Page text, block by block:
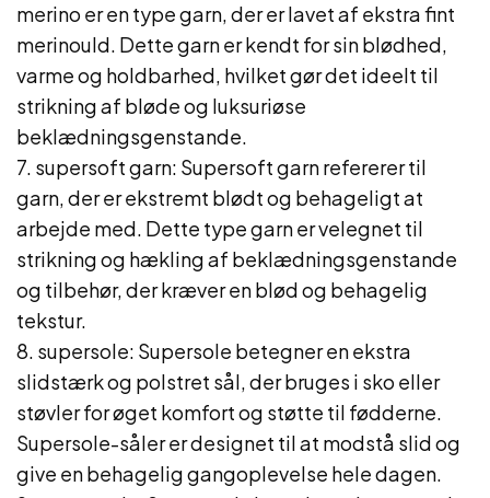
merino er en type garn, der er lavet af ekstra fint
merinould. Dette garn er kendt for sin blødhed,
varme og holdbarhed, hvilket gør det ideelt til
strikning af bløde og luksuriøse
beklædningsgenstande.
7. supersoft garn: Supersoft garn refererer til
garn, der er ekstremt blødt og behageligt at
arbejde med. Dette type garn er velegnet til
strikning og hækling af beklædningsgenstande
og tilbehør, der kræver en blød og behagelig
tekstur.
8. supersole: Supersole betegner en ekstra
slidstærk og polstret sål, der bruges i sko eller
støvler for øget komfort og støtte til fødderne.
Supersole-såler er designet til at modstå slid og
give en behagelig gangoplevelse hele dagen.